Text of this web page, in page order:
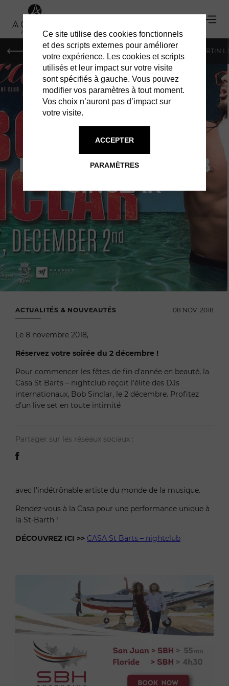
MONACO GENÈVE ST-MARTIN
CASA ST BARTS -
NIGHTCLUB : BOB
SINCLAR
ACTUALITÉS & NOUVEAUTÉS 08 NOV. 2018
Le 8 novembre 2018,
Réservez votre soirée du 2 décembre !
Pour commencer les fêtes de fin d’année en beauté, la
Casa St Barts – nightclub reçoit l’élite des DJs
internationaux, Bob Sinclar, le 2 décembre. Profitez
d’un live set en toute intimité
Partager sur les réseaux sociaux :
avec l’indétrônable artiste du monde de la musique.
Rendez-vous à la Casa pour une performance unique à
la St-Barth !
DÉCOUVREZ ICI >> CASA St Barts – nightclub
Ce site utilise des cookies fonctionnels
et des scripts externes pour améliorer
votre expérience. Les cookies et scripts
utilisés et leur impact sur votre visite
sont spécifiés à gauche. Vous pouvez
modifier vos paramètres à tout moment.
Vos choix n’auront pas d’impact sur
votre visite.
PARAMÈTRES
ACCEPTER